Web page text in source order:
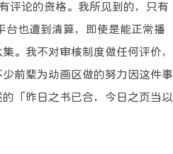
评论的资格。我所见到的，只有
台也遭到清算，即使是能正常播
。我不对审核制度做任何评价，
前辈为动画区做的努力因这件事
「昨日之书已合，今日之页当以